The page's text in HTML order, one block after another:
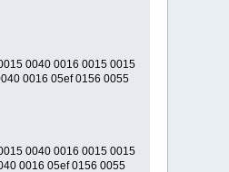
0040 0016 0015 0015
0016 05ef 0156 0055
0040 0016 0015 0015
0016 05ef 0156 0055